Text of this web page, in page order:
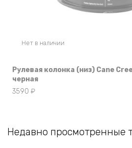
Нет в наличии
Рулевая колонка (низ) Cane
черная
3590 ₽
Недавно просмотренные